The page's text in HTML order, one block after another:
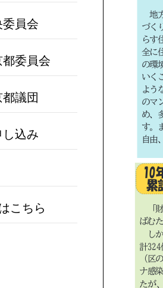
委員会
都委員会
議団
し込み
こちら